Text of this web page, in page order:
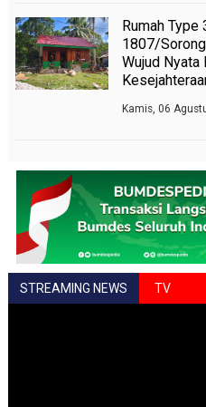
Rumah
1807/
Wujud Nyata
Kamis, 06
STREAMING NEWS TV